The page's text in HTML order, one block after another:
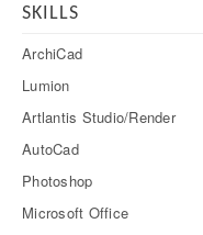
SKILLS
ArchiCad
Lumion
Artlantis Studio/Render
AutoCad
Photoshop
Microsoft Office